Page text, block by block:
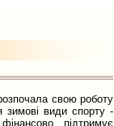
свою роботу
зимові види спорту -
підтримує